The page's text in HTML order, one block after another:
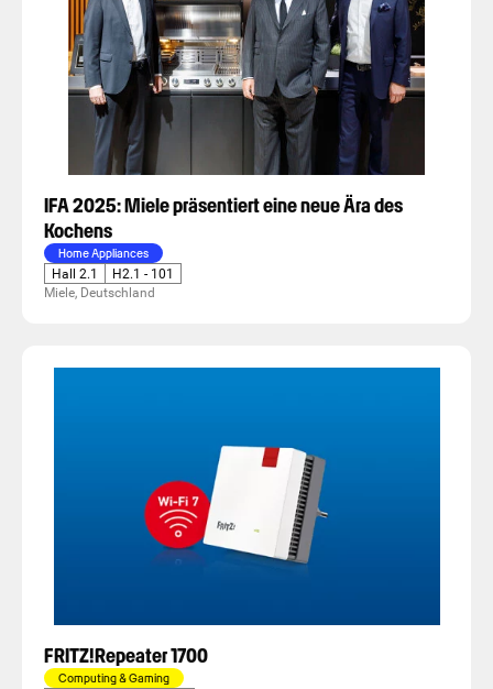
IFA 2025: Miele präsentiert eine neue Ära des
Kochens
Home Appliances
Hall 2.1
H2.1 - 101
Miele, Deutschland
FRITZ!Repeater 1700
Computing & Gaming